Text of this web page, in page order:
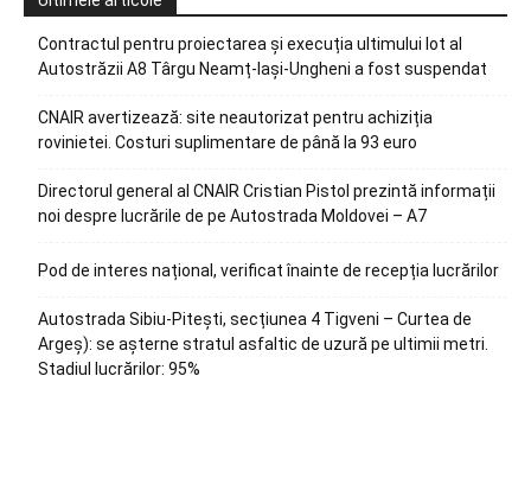
Contractul pentru proiectarea și execuția ultimului lot al
Autostrăzii A8 Târgu Neamț-Iași-Ungheni a fost suspendat
CNAIR avertizează: site neautorizat pentru achiziția
rovinietei. Costuri suplimentare de până la 93 euro
Directorul general al CNAIR Cristian Pistol prezintă informații
noi despre lucrările de pe Autostrada Moldovei – A7
Pod de interes național, verificat înainte de recepția lucrărilor
Autostrada Sibiu-Pitești, secțiunea 4 Tigveni – Curtea de
Argeș): se așterne stratul asfaltic de uzură pe ultimii metri.
Stadiul lucrărilor: 95%